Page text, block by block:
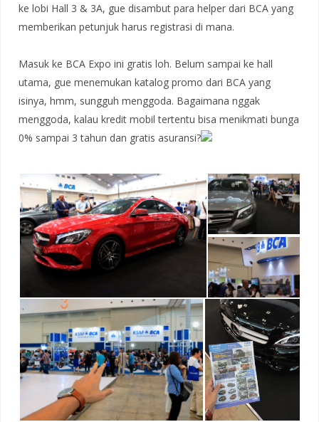
ke lobi Hall 3 & 3A, gue disambut para helper dari BCA yang
memberikan petunjuk harus registrasi di mana.
Masuk ke BCA Expo ini gratis loh. Belum sampai ke hall
utama, gue menemukan katalog promo dari BCA yang
isinya, hmm, sungguh menggoda. Bagaimana nggak
menggoda, kalau kredit mobil tertentu bisa menikmati bunga
0% sampai 3 tahun dan gratis asuransi?